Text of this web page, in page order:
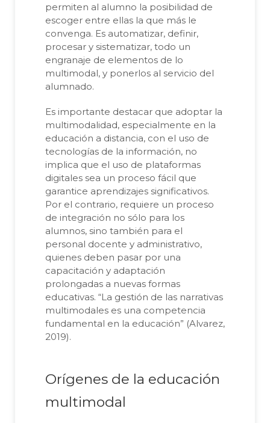
permiten al alumno la posibilidad de
escoger entre ellas la que más le
convenga. Es automatizar, definir,
procesar y sistematizar, todo un
engranaje de elementos de lo
multimodal, y ponerlos al servicio del
alumnado.
Es importante destacar que adoptar la
multimodalidad, especialmente en la
educación a distancia, con el uso de
tecnologías de la información, no
implica que el uso de plataformas
digitales sea un proceso fácil que
garantice aprendizajes significativos.
Por el contrario, requiere un proceso
de integración no sólo para los
alumnos, sino también para el
personal docente y administrativo,
quienes deben pasar por una
capacitación y adaptación
prolongadas a nuevas formas
educativas. “La gestión de las narrativas
multimodales es una competencia
fundamental en la educación” (Alvarez,
2019).
Orígenes de la educación
multimodal